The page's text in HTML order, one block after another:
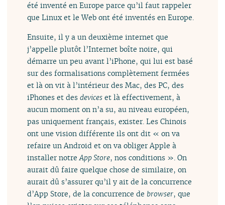
été inventé en Europe parce qu’il faut rappeler
que Linux et le Web ont été inventés en Europe.
Ensuite, il y a un deuxième internet que
j’appelle plutôt l’Internet boîte noire, qui
démarre un peu avant l’iPhone, qui lui est basé
sur des formalisations complètement fermées
et là on vit à l’intérieur des Mac, des PC, des
iPhones et desdevices et là effectivement, à
aucun moment on n’a su, au niveau européen,
pas uniquement français, exister. Les Chinois
ont une vision différente ils ont dit « on va
refaire un Android et on va obliger Apple à
installer notreApp Store, nos conditions ». On
aurait dû faire quelque chose de similaire, on
aurait dû s’assurer qu’il y ait de la concurrence
d’App Store, de la concurrence de browser, que